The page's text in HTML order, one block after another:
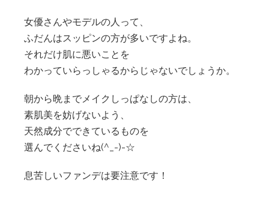
女優さんやモデルの人って、
ふだんはスッピンの方が多いですよね。
それだけ肌に悪いことを
わかっていらっしゃるからじゃないでしょうか。
朝から晩までメイクしっぱなしの方は、
素肌美を妨げないよう、
天然成分でできているものを
選んでくださいね(^_-)-☆
息苦しいファンデは要注意です！